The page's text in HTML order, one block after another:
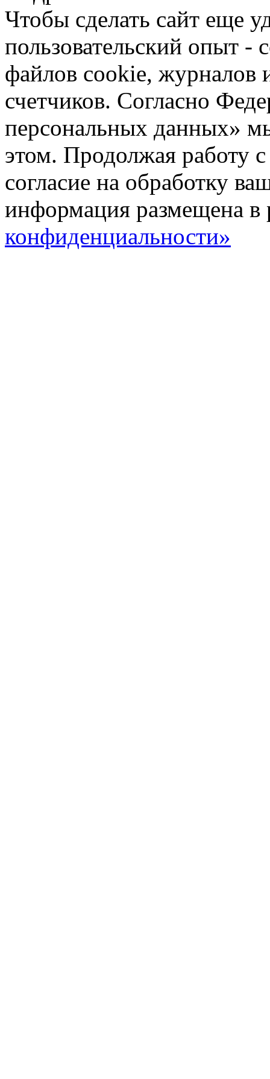
Чтобы сделать сайт еще
пользовательский опыт
файлов cookie, журналов
счетчиков. Согласно
персональных данных»
этом. Продолжая работу
согласие на обработку
информация размещена в
конфиденциальности»